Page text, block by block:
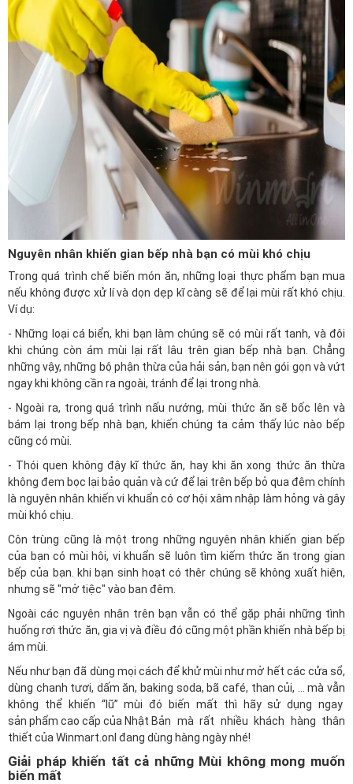
Nguyên nhân khiến gian bếp nhà bạn có mùi khó chịu
Trong quá trình chế biến món ăn, những loại thực phẩm bạn mua
nếu không được xử lí và dọn dẹp kĩ càng sẽ để lại mùi rất khó chịu.
Ví dụ:
- Những loại cá biển, khi bạn làm chúng sẽ có mùi rất tanh, và đôi
khi chúng còn ám mùi lại rất lâu trên gian bếp nhà bạn. Chẳng
những vậy, những bộ phận thừa của hải sản, bạn nên gói gọn và vứt
ngay khi không cần ra ngoài, tránh để lại trong nhà.
- Ngoài ra, trong quá trình nấu nướng, mùi thức ăn sẽ bốc lên và
bám lại trong bếp nhà bạn, khiến chúng ta cảm thấy lúc nào bếp
cũng có mùi.
- Thói quen không đậy kĩ thức ăn, hay khi ăn xong thức ăn thừa
không đem bọc lại bảo quản và cứ để lại trên bếp bỏ qua đêm chính
là nguyên nhân khiến vi khuẩn có cơ hội xâm nhập làm hỏng và gây
mùi khó chịu.
Côn trùng cũng là một trong những nguyên nhân khiến gian bếp
của bạn có mùi hôi, vi khuẩn sẽ luôn tìm kiếm thức ăn trong gian
bếp của bạn. khi bạn sinh hoạt có thêr chúng sẽ không xuất hiện,
nhưng sẽ "mở tiệc" vào ban đêm.
Ngoài các nguyên nhân trên bạn vẫn có thể gặp phải những tình
huống rơi thức ăn, gia vị và điều đó cũng một phần khiến nhà bếp bị
ám mùi.
Nếu như bạn đã dùng mọi cách để khử mùi như mở hết các cửa sổ,
dùng chanh tươi, dấm ăn, baking soda, bã café, than củi, … mà vẫn
không thể khiến “lũ” mùi đó biến mất thì hãy sử dụng ngay
sản phẩm cao cấp của Nhật Bản mà rất nhiều khách hàng thân
thiết của Winmart.onl đang dùng hàng ngày nhé!
Giải pháp khiến tất cả những Mùi không mong muốn
biến mất